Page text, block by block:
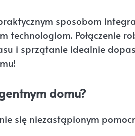
sposobom
technologiom. Połączenie
i sprzątanie idealnie
domu?
się niezastąpionym